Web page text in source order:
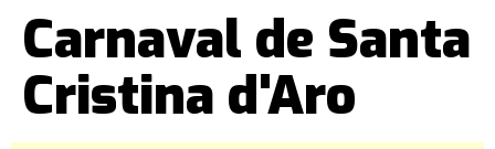
Carnaval de Santa
Cristina d'Aro